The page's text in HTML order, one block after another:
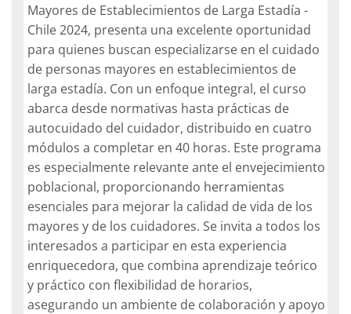
Mayores de Establecimientos de Larga Estadía -
Chile 2024, presenta una excelente oportunidad
para quienes buscan especializarse en el cuidado
de personas mayores en establecimientos de
larga estadía. Con un enfoque integral, el curso
abarca desde normativas hasta prácticas de
autocuidado del cuidador, distribuido en cuatro
módulos a completar en 40 horas. Este programa
es especialmente relevante ante el envejecimiento
poblacional, proporcionando herramientas
esenciales para mejorar la calidad de vida de los
mayores y de los cuidadores. Se invita a todos los
interesados a participar en esta experiencia
enriquecedora, que combina aprendizaje teórico
y práctico con flexibilidad de horarios,
asegurando un ambiente de colaboración y apoyo